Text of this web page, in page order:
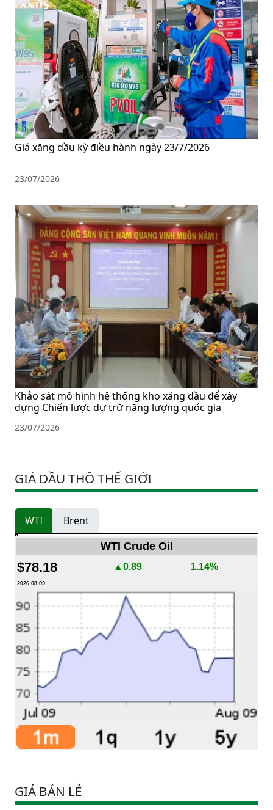
Giá xăng dầu kỳ điều hành ngày 23/7/2026
23/07/2026
Khảo sát mô hình hệ thống kho xăng dầu để xây
dựng Chiến lược dự trữ năng lượng quốc gia
23/07/2026
GIÁ DẦU THÔ THẾ GIỚI
WTI Brent
WTI Crude Oil
$78.18 ▲0.89 1.14%
2026.08.09
GIÁ BÁN LẺ